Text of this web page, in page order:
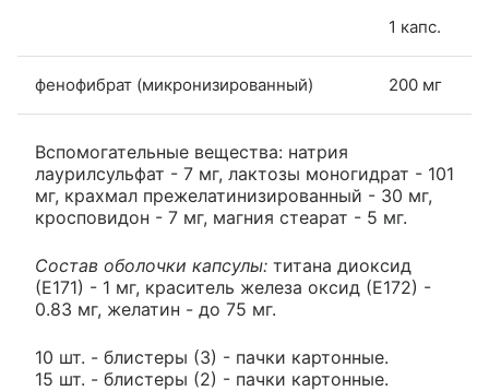
1 капс.
фенофибрат (микронизированный) 200 мг
Вспомогательные вещества: натрия
лаурилсульфат - 7 мг, лактозы моногидрат - 101
мг, крахмал прежелатинизированный - 30 мг,
кросповидон - 7 мг, магния стеарат - 5 мг.
Состав оболочки капсулы: титана диоксид
(Е171) - 1 мг, краситель железа оксид (Е172) -
0.83 мг, желатин - до 75 мг.
10 шт. - блистеры (3) - пачки картонные.
15 шт. - блистеры (2) - пачки картонные.